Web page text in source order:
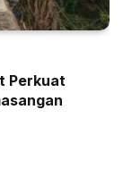
Perkuat